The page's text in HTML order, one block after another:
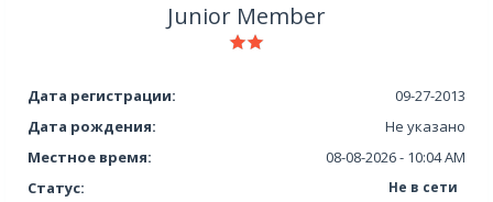
Junior Member
Дата регистрации:
09-27-2013
Дата рождения:
Не указано
Местное время:
08-08-2026 - 10:04 AM
Статус:
Не в сети